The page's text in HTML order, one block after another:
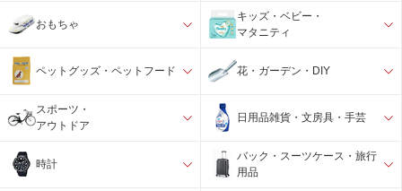
おもちゃ
キッズ・ベビー・
マタニティ
ペットグッズ・ペットフード 花・ガーデン・DIY
スポーツ・
アウトドア
日用品雑貨・文房具・手芸
時計
バック・スーツケース・旅行
用品